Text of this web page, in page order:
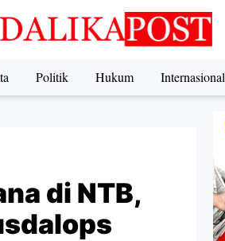
Politik Hukum Internasional
di NTB,